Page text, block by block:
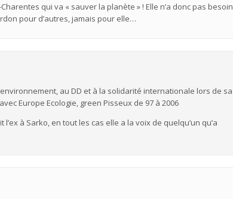
qui va « sauver la planète » ! Elle n’a donc pas besoin
pour d’autres, jamais pour elle…
au DD et à la solidarité internationale lors de sa
Europe Ecologie, green Pisseux de 97 à 2006
à Sarko, en tout les cas elle a la voix de quelqu’un qu’a